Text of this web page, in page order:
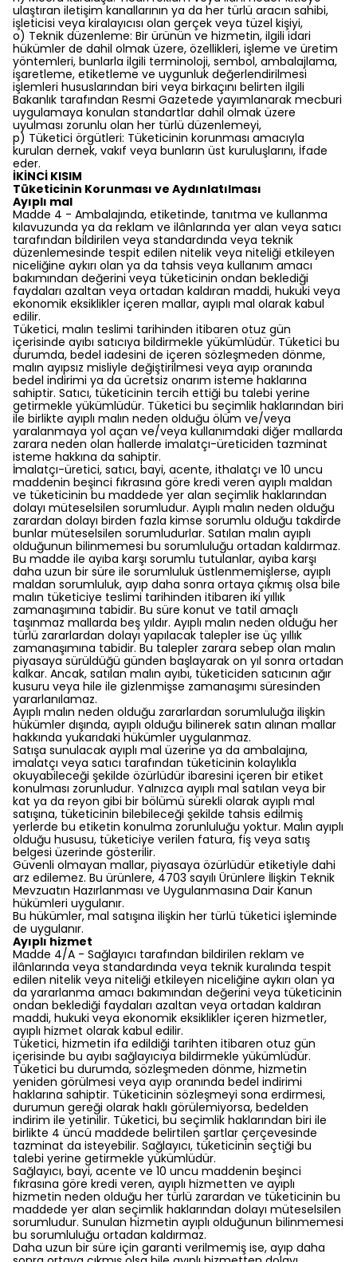
ulaştıran iletişim kanallarının ya da her türlü aracın sahibi,
işleticisi veya kiralayıcısı olan gerçek veya tüzel kişiyi,
o) Teknik düzenleme: Bir ürünün ve hizmetin, ilgili idari
hükümler de dahil olmak üzere, özellikleri, işleme ve üretim
yöntemleri, bunlarla ilgili terminoloji, sembol, ambalajlama,
işaretleme, etiketleme ve uygunluk değerlendirilmesi
işlemleri hususlarından biri veya birkaçını belirten ilgili
Bakanlık tarafından Resmi Gazetede yayımlanarak mecburi
uygulamaya konulan standartlar dahil olmak üzere
uyulması zorunlu olan her türlü düzenlemeyi,
p) Tüketici örgütleri: Tüketicinin korunması amacıyla
kurulan dernek, vakıf veya bunların üst kuruluşlarını, İfade
eder.
İKİNCİ KISIM
Tüketicinin Korunması ve Aydınlatılması
Ayıplı mal
Madde 4 - Ambalajında, etiketinde, tanıtma ve kullanma
kılavuzunda ya da reklam ve ilânlarında yer alan veya satıcı
tarafından bildirilen veya standardında veya teknik
düzenlemesinde tespit edilen nitelik veya niteliği etkileyen
niceliğine aykırı olan ya da tahsis veya kullanım amacı
bakımından değerini veya tüketicinin ondan beklediği
faydaları azaltan veya ortadan kaldıran maddi, hukuki veya
ekonomik eksiklikler içeren mallar, ayıplı mal olarak kabul
edilir.
Tüketici, malın teslimi tarihinden itibaren otuz gün
içerisinde ayıbı satıcıya bildirmekle yükümlüdür. Tüketici bu
durumda, bedel iadesini de içeren sözleşmeden dönme,
malın ayıpsız misliyle değiştirilmesi veya ayıp oranında
bedel indirimi ya da ücretsiz onarım isteme haklarına
sahiptir. Satıcı, tüketicinin tercih ettiği bu talebi yerine
getirmekle yükümlüdür. Tüketici bu seçimlik haklarından biri
ile birlikte ayıplı malın neden olduğu ölüm ve/veya
yaralanmaya yol açan ve/veya kullanımdaki diğer mallarda
zarara neden olan hallerde imalatçı-üreticiden tazminat
isteme hakkına da sahiptir.
İmalatçı-üretici, satıcı, bayi, acente, ithalatçı ve 10 uncu
maddenin beşinci fıkrasına göre kredi veren ayıplı maldan
ve tüketicinin bu maddede yer alan seçimlik haklarından
dolayı müteselsilen sorumludur. Ayıplı malın neden olduğu
zarardan dolayı birden fazla kimse sorumlu olduğu takdirde
bunlar müteselsilen sorumludurlar. Satılan malın ayıplı
olduğunun bilinmemesi bu sorumluluğu ortadan kaldırmaz.
Bu madde ile ayıba karşı sorumlu tutulanlar, ayıba karşı
daha uzun bir süre ile sorumluluk üstlenmemişlerse, ayıplı
maldan sorumluluk, ayıp daha sonra ortaya çıkmış olsa bile
malın tüketiciye teslimi tarihinden itibaren iki yıllık
zamanaşımına tabidir. Bu süre konut ve tatil amaçlı
taşınmaz mallarda beş yıldır. Ayıplı malın neden olduğu her
türlü zararlardan dolayı yapılacak talepler ise üç yıllık
zamanaşımına tabidir. Bu talepler zarara sebep olan malın
piyasaya sürüldüğü günden başlayarak on yıl sonra ortadan
kalkar. Ancak, satılan malın ayıbı, tüketiciden satıcının ağır
kusuru veya hile ile gizlenmişse zamanaşımı süresinden
yararlanılamaz.
Ayıplı malın neden olduğu zararlardan sorumluluğa ilişkin
hükümler dışında, ayıplı olduğu bilinerek satın alınan mallar
hakkında yukarıdaki hükümler uygulanmaz.
Satışa sunulacak ayıplı mal üzerine ya da ambalajına,
imalatçı veya satıcı tarafından tüketicinin kolaylıkla
okuyabileceği şekilde özürlüdür ibaresini içeren bir etiket
konulması zorunludur. Yalnızca ayıplı mal satılan veya bir
kat ya da reyon gibi bir bölümü sürekli olarak ayıplı mal
satışına, tüketicinin bilebileceği şekilde tahsis edilmiş
yerlerde bu etiketin konulma zorunluluğu yoktur. Malın ayıplı
olduğu hususu, tüketiciye verilen fatura, fiş veya satış
belgesi üzerinde gösterilir.
Güvenli olmayan mallar, piyasaya özürlüdür etiketiyle dahi
arz edilemez. Bu ürünlere, 4703 sayılı Ürünlere İlişkin Teknik
Mevzuatın Hazırlanması ve Uygulanmasına Dair Kanun
hükümleri uygulanır.
Bu hükümler, mal satışına ilişkin her türlü tüketici işleminde
de uygulanır.
Ayıplı hizmet
Madde 4/A - Sağlayıcı tarafından bildirilen reklam ve
ilânlarında veya standardında veya teknik kuralında tespit
edilen nitelik veya niteliği etkileyen niceliğine aykırı olan ya
da yararlanma amacı bakımından değerini veya tüketicinin
ondan beklediği faydaları azaltan veya ortadan kaldıran
maddi, hukuki veya ekonomik eksiklikler içeren hizmetler,
ayıplı hizmet olarak kabul edilir.
Tüketici, hizmetin ifa edildiği tarihten itibaren otuz gün
içerisinde bu ayıbı sağlayıcıya bildirmekle yükümlüdür.
Tüketici bu durumda, sözleşmeden dönme, hizmetin
yeniden görülmesi veya ayıp oranında bedel indirimi
haklarına sahiptir. Tüketicinin sözleşmeyi sona erdirmesi,
durumun gereği olarak haklı görülemiyorsa, bedelden
indirim ile yetinilir. Tüketici, bu seçimlik haklarından biri ile
birlikte 4 üncü maddede belirtilen şartlar çerçevesinde
tazminat da isteyebilir. Sağlayıcı, tüketicinin seçtiği bu
talebi yerine getirmekle yükümlüdür.
Sağlayıcı, bayi, acente ve 10 uncu maddenin beşinci
fıkrasına göre kredi veren, ayıplı hizmetten ve ayıplı
hizmetin neden olduğu her türlü zarardan ve tüketicinin bu
maddede yer alan seçimlik haklarından dolayı müteselsilen
sorumludur. Sunulan hizmetin ayıplı olduğunun bilinmemesi
bu sorumluluğu ortadan kaldırmaz.
Daha uzun bir süre için garanti verilmemiş ise, ayıp daha